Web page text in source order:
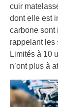
cuir
dont elle est
carbone sont
rappelant les
Limités à 10
n’ont plus à